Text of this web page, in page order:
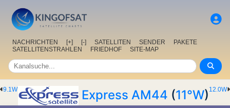
NACHRICHTEN [+] [-] SATELLITEN SENDER
PAKETE
SATELLITENSTRAHLEN
FRIEDHOF SITE-MAP
12.0W
9.1W Express AM44 (11°W)